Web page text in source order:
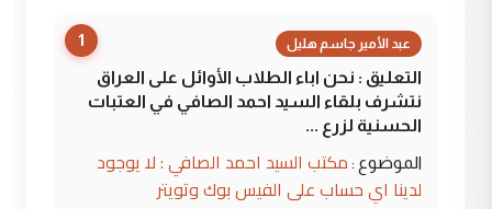
1 عبد الأمير جاسم هليل
التعليق : نحن اباء الطلاب الأوائل على العراق
نتشرف بلقاء السيد احمد الصافي في العتبات
الحسنية لزرع ...
الموضوع : مكتب السيد احمد الصافي : لا يوجود
لدينا اي حساب على الفيس بوك وتويتر